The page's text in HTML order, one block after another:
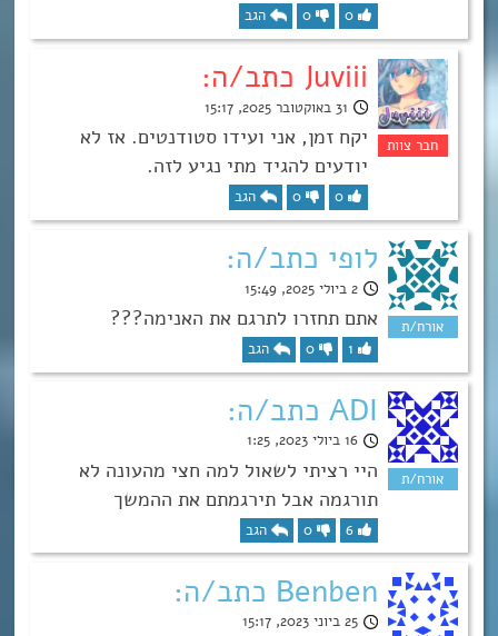
0
0 הגב
Juviii כתב/ה:
31 באוקטובר 2025, 15:17
יקח זמן, אני ועידו סטודנטים. אז לא
יודעים להגיד מתי נגיע לזה.
0
0 הגב
לופי כתב/ה:
2 ביולי 2025, 15:49
אתם תחזרו לתרגם את האנימה???
1
0 הגב
ADI כתב/ה:
16 ביולי 2023, 1:25
היי רציתי לשאול למה חצי מהעונה לא
תורגמה אבל תירגמתם את ההמשך
6
0 הגב
Benben כתב/ה:
25 ביוני 2023, 15:17